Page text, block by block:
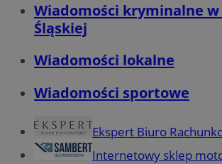
Wiadomości kryminalne w
Śląskiej
Wiadomości lokalne
Wiadomości sportowe
Ekspert Biuro
Internetowy sklep